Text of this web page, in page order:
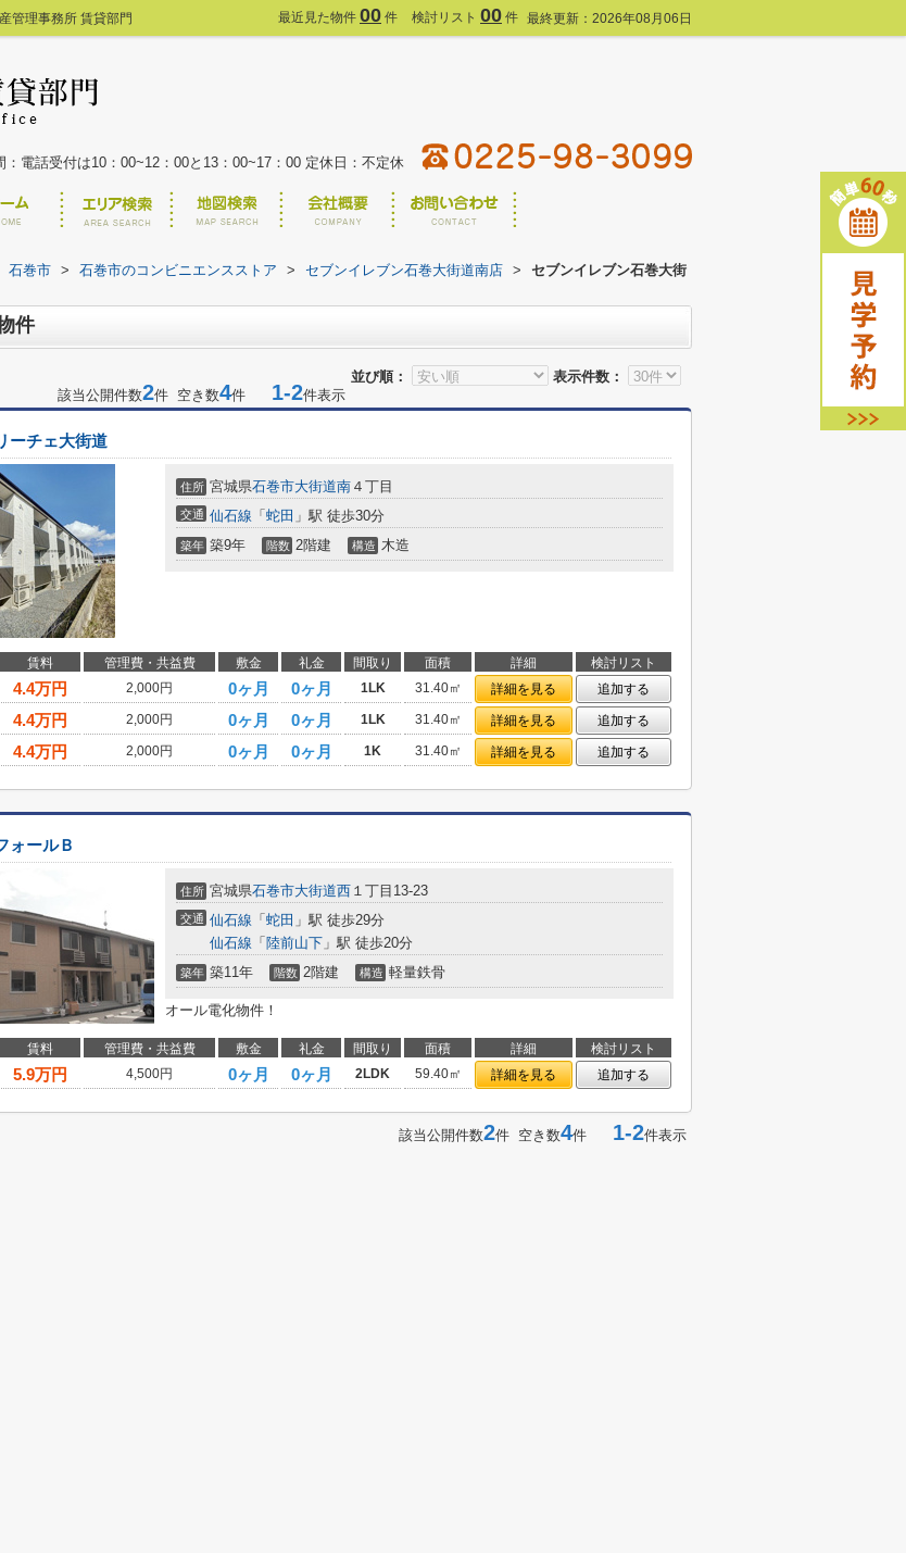
管理事務所 賃貸部門 最近見た物件 00 件 検討リスト 00 件 最終更新：2026年08月06日
：電話受付は10：00~12：00と13：00~17：00 定休日：不定休
石巻市 > 石巻市のコンビニエンスストア > セブンイレブン石巻大街道南店 >
セブンイレブン石巻大街
件
並び順：
表示件数：
該当公開件数2件 空き数4件 1-2件表示
ーチェ大街道
住所 宮城県石巻市大街道南 ４丁目
交通 仙石線 「 蛇田 」駅 徒歩30分
築年 築9年 階数 2階建 構造 木造
賃料 管理費・共益費 敷金 礼金 間取り 面積 詳細
検討リスト
4.4万円 2,000円 0ヶ月 0ヶ月 1LK 31.40㎡ 詳細を見る
追加する
4.4万円 2,000円 0ヶ月 0ヶ月 1LK 31.40㎡ 詳細を見る
追加する
4.4万円 2,000円 0ヶ月 0ヶ月 1K 31.40㎡ 詳細を見る 追加する
ォールＢ
住所 宮城県石巻市大街道西 １丁目13-23
交通 仙石線 「 蛇田 」駅 徒歩29分
仙石線 「 陸前山下 」駅 徒歩20分
築年 築11年 階数 2階建 構造 軽量鉄骨
オール電化物件！
賃料 管理費・共益費 敷金 礼金 間取り 面積 詳細
検討リスト
5.9万円 4,500円 0ヶ月 0ヶ月 2LDK 59.40㎡ 詳細を見る 追加する
該当公開件数2件 空き数4件 1-2件表示